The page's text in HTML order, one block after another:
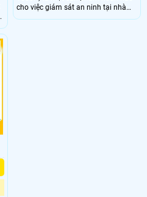
cho việc giám sát an ninh tại nhà
hoặc văn phòng. Với hình ảnh sắc